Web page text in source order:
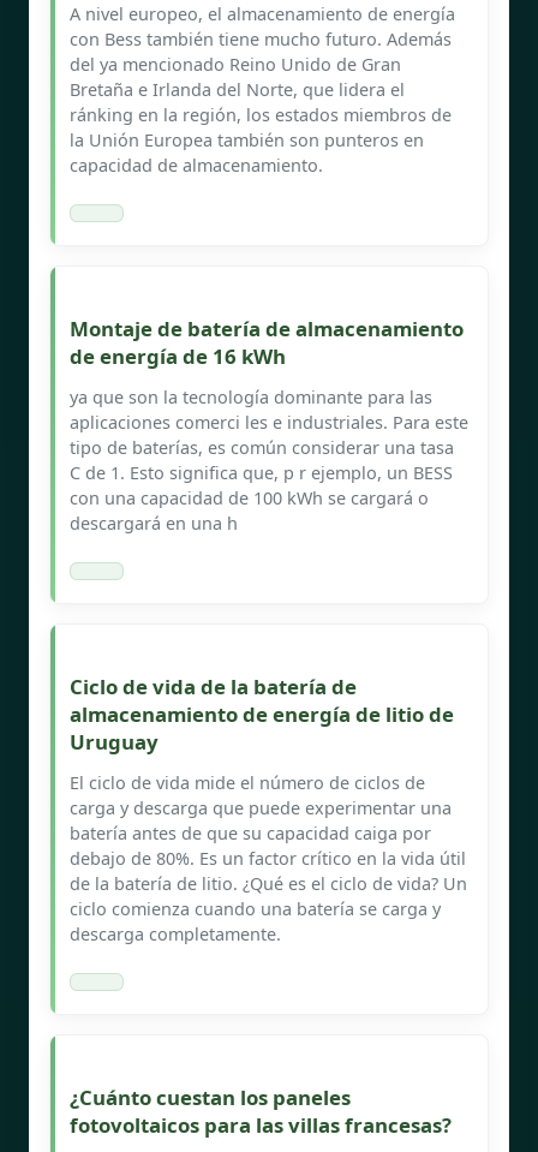
A nivel europeo, el almacenamiento de energía
con Bess también tiene mucho futuro. Además
del ya mencionado Reino Unido de Gran
Bretaña e Irlanda del Norte, que lidera el
ránking en la región, los estados miembros de
la Unión Europea también son punteros en
capacidad de almacenamiento.
Montaje de batería de almacenamiento
de energía de 16 kWh
ya que son la tecnología dominante para las
aplicaciones comerci les e industriales. Para este
tipo de baterías, es común considerar una tasa
C de 1. Esto significa que, p r ejemplo, un BESS
con una capacidad de 100 kWh se cargará o
descargará en una h
Ciclo de vida de la batería de
almacenamiento de energía de litio de
Uruguay
El ciclo de vida mide el número de ciclos de
carga y descarga que puede experimentar una
batería antes de que su capacidad caiga por
debajo de 80%. Es un factor crítico en la vida útil
de la batería de litio. ¿Qué es el ciclo de vida? Un
ciclo comienza cuando una batería se carga y
descarga completamente.
¿Cuánto cuestan los paneles
fotovoltaicos para las villas francesas?